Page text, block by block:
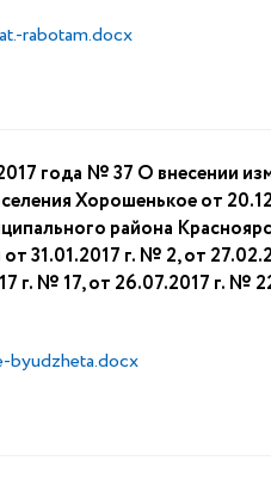
rabotam.docx
года № 37 О внесении
Хорошенькое от
района
31.01.2017 г. № 2, от
г. № 17, от 26.07.2017 г. №
byudzheta.docx